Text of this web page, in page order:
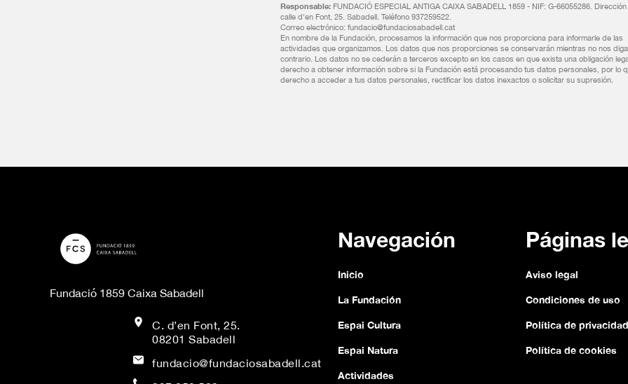
Responsable: FUNDACIÓ ESPECIAL ANTIGA CAIXA SABADELL 1859 - NIF: G-66055286.
calle d'en Font, 25. Sabadell. Teléfono 937259522.
Correo electrónico: fundacio@fundaciosabadell.cat
En nombre de la Fundación, procesamos la información que nos proporciona para informarle de las
actividades que organizamos. Los datos que nos proporciones se conservarán mientras no nos
contrario. Los datos no se cederán a terceros excepto en los casos en que exista una obligación
derecho a obtener información sobre si la Fundación está procesando tus datos personales, por lo
derecho a acceder a tus datos personales, rectificar los datos inexactos o solicitar su supresión.
Fundació 1859 Caixa Sabadell
C. d’en Font, 25.
08201 Sabadell
fundacio@fundaciosabadell.cat
Navegación
Inicio
La Fundación
Espai Cultura
Espai Natura
Actividades
Páginas
Aviso legal
Condiciones de uso
Política de
Política de cookies